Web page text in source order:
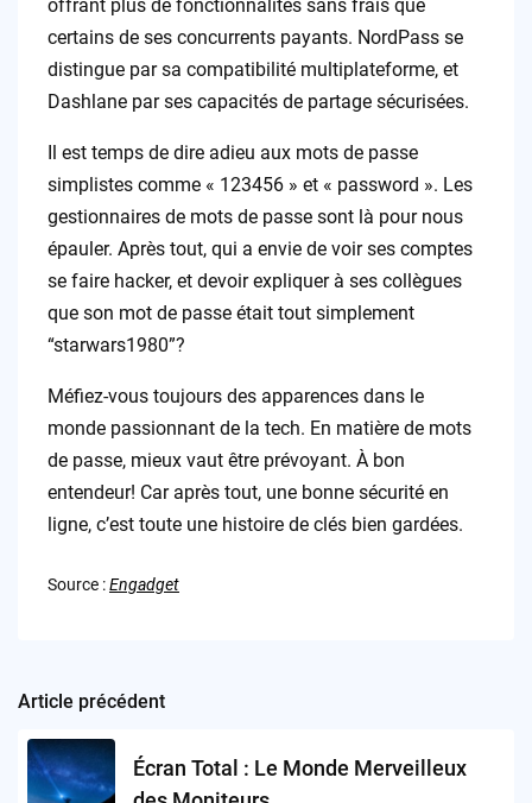
offrant plus de fonctionnalités sans frais que
certains de ses concurrents payants. NordPass se
distingue par sa compatibilité multiplateforme, et
Dashlane par ses capacités de partage sécurisées.
Il est temps de dire adieu aux mots de passe
simplistes comme « 123456 » et « password ». Les
gestionnaires de mots de passe sont là pour nous
épauler. Après tout, qui a envie de voir ses comptes
se faire hacker, et devoir expliquer à ses collègues
que son mot de passe était tout simplement
“starwars1980”?
Méfiez-vous toujours des apparences dans le
monde passionnant de la tech. En matière de mots
de passe, mieux vaut être prévoyant. À bon
entendeur! Car après tout, une bonne sécurité en
ligne, c’est toute une histoire de clés bien gardées.
Source :Engadget
Post
navigation
Article précédent
Écran Total : Le Monde Merveilleux